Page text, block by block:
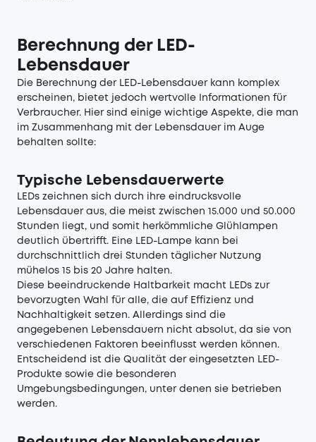
Berechnung der LED-
Lebensdauer
Die Berechnung der LED-Lebensdauer kann komplex
erscheinen, bietet jedoch wertvolle Informationen für
Verbraucher. Hier sind einige wichtige Aspekte, die man
im Zusammenhang mit der Lebensdauer im Auge
behalten sollte:
Typische Lebensdauerwerte
LEDs zeichnen sich durch ihre eindrucksvolle
Lebensdauer aus, die meist zwischen 15.000 und 50.000
Stunden liegt, und somit herkömmliche Glühlampen
deutlich übertrifft. Eine LED-Lampe kann bei
durchschnittlich drei Stunden täglicher Nutzung
mühelos 15 bis 20 Jahre halten.
Diese beeindruckende Haltbarkeit macht LEDs zur
bevorzugten Wahl für alle, die auf Effizienz und
Nachhaltigkeit setzen. Allerdings sind die
angegebenen Lebensdauern nicht absolut, da sie von
verschiedenen Faktoren beeinflusst werden können.
Entscheidend ist die Qualität der eingesetzten LED-
Produkte sowie die besonderen
Umgebungsbedingungen, unter denen sie betrieben
werden.